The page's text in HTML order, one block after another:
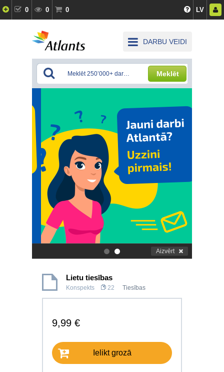
0 0 0 LV
DARBU VEIDI
Meklēt
. Aizvērt
Lietu tiesības
Konspekts 22 Tiesības
9,99 €
Ielikt grozā